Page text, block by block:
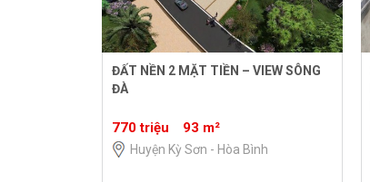
ĐẤT NỀN 2 MẶT TIỀN – VIEW SÔNG
ĐÀ
770 triệu 93 m²
Huyện Kỳ Sơn - Hòa Bình